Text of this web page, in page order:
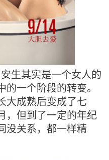
生其实是一个女人的
一个阶段的转变。
大成熟后变成了七
，但到了一定的年纪
没关系，都一样精